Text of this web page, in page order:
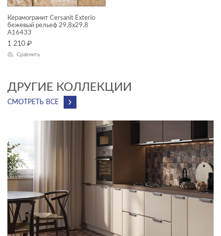
КОЛЛЕКЦИЯ
Exterio
НАЗНАЧЕНИЕ
Универсальный
КОММЕРЧЕСКИЕ ПОМЕЩЕНИЯ
Внутренняя отделка
Лифтовые зоны
Фасад
ПРИМЕНЕНИЕ
Керамогранит Cersanit Exterio
бежевый рельеф 29,8x29,8
A16433
1 210 ₽
Сравнить
ДРУГИЕ КОЛЛЕКЦИИ
СМОТРЕТЬ ВСЕ